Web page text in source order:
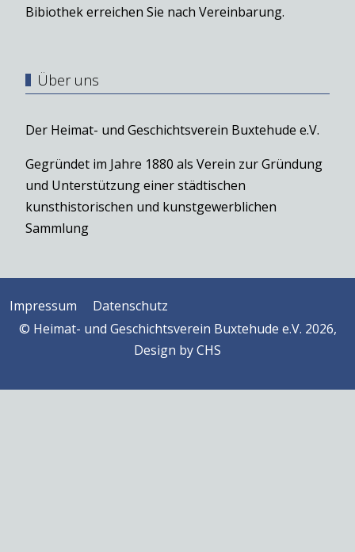
Bibiothek erreichen Sie nach Vereinbarung.
Über uns
Der Heimat- und Geschichtsverein Buxtehude e.V.
Gegründet im Jahre 1880 als Verein zur Gründung
und Unterstützung einer städtischen
kunsthistorischen und kunstgewerblichen
Sammlung
Impressum
Datenschutz
© Heimat- und Geschichtsverein Buxtehude e.V. 2026,
Design byCHS